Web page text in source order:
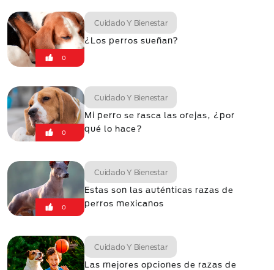
0
Cuidado Y Bienestar
¿Los perros sueñan?
0
Cuidado Y Bienestar
Mi perro se rasca las orejas, ¿por
qué lo hace?
0
Cuidado Y Bienestar
Estas son las auténticas razas de
perros mexicanos
Cuidado Y Bienestar
Las mejores opciones de razas de